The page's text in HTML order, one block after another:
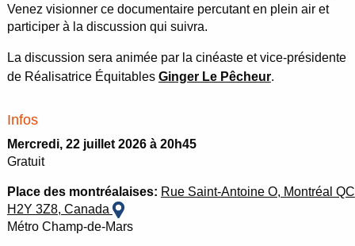
Venez visionner ce documentaire percutant en plein air et
participer à la discussion qui suivra.
La discussion sera animée par la cinéaste et vice-présidente
de Réalisatrice Équitables Ginger Le Pêcheur.
Infos
Mercredi, 22 juillet 2026 à 20h45
Gratuit
Place des montréalaises: Rue Saint-Antoine O, Montréal QC
H2Y 3Z8, Canada
Métro Champ-de-Mars